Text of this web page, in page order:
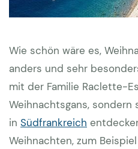
Wie schön wäre es,
anders und sehr
mit der Familie Raclette-
Weihnachtsgans,
in Südfrankreich
Weihnachten, zum